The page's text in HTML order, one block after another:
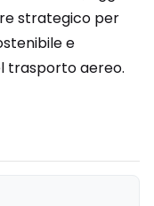
strategico per
e
trasporto aereo.